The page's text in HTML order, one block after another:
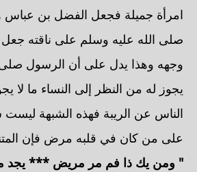
امرأة جميلة فجعل الفضل بن
صلى الله عليه وسلم على ناقته
وجهه وهذا يدل على أن الرسول صلى
يجوز له من النظر إلى النساء ما لا
الناس عن الريبة فهذه الشبهة ليست
على من كان في قلبه مرض فإن
" ومن يك ذا فم مر مريض *** يجد مرا